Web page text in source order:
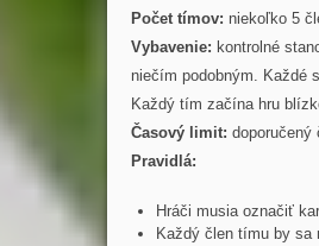
Počet tímov: niekoľko 5
Vybavenie: kontrolné
niečím podobným. Každé
Každý tím začína hru
Časový limit: doporučený
Pravidlá:
Hráči musia označiť
Každý člen tímu by sa